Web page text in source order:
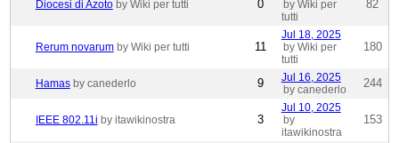
Diocesi di Azoto by Wiki per tutti 0
by Wiki per
tutti
82
Rerum novarum by Wiki per tutti 11
Jul 18, 2025
by Wiki per
tutti
180
Hamas by canederlo 9
Jul 16, 2025
by canederlo
244
IEEE 802.11i by itawikinostra 3
Jul 10, 2025
by
itawikinostra
153